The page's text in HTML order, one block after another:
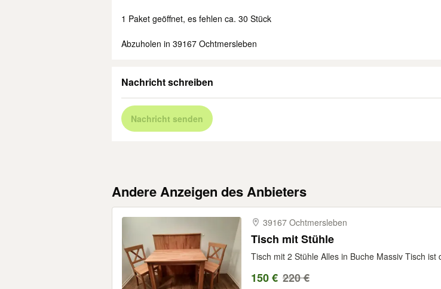
1 Paket geöffnet, es fehlen ca. 30 Stück
Abzuholen in 39167 Ochtmersleben
Nachricht schreiben
Nachricht senden
Andere Anzeigen des Anbieters
39167 Ochtmersleben
Tisch mit Stühle
Tisch mit 2 Stühle Alles in Buche Massiv Tisch
150 € 220 €